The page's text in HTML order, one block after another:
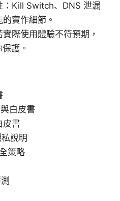
：Kill Switch、DNS 泄漏
實作細節。
際使用體驗不符預期，
護。
白皮書
皮書
說明
策略